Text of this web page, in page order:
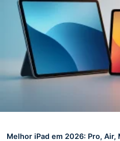
Melhor iPad em 2026: Pro,